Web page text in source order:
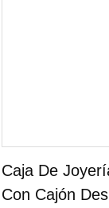
Caja De
Con Cajón